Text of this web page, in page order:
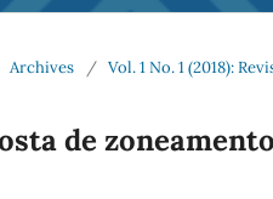
Archives / Vol. 1 No. 1 (2018):
de